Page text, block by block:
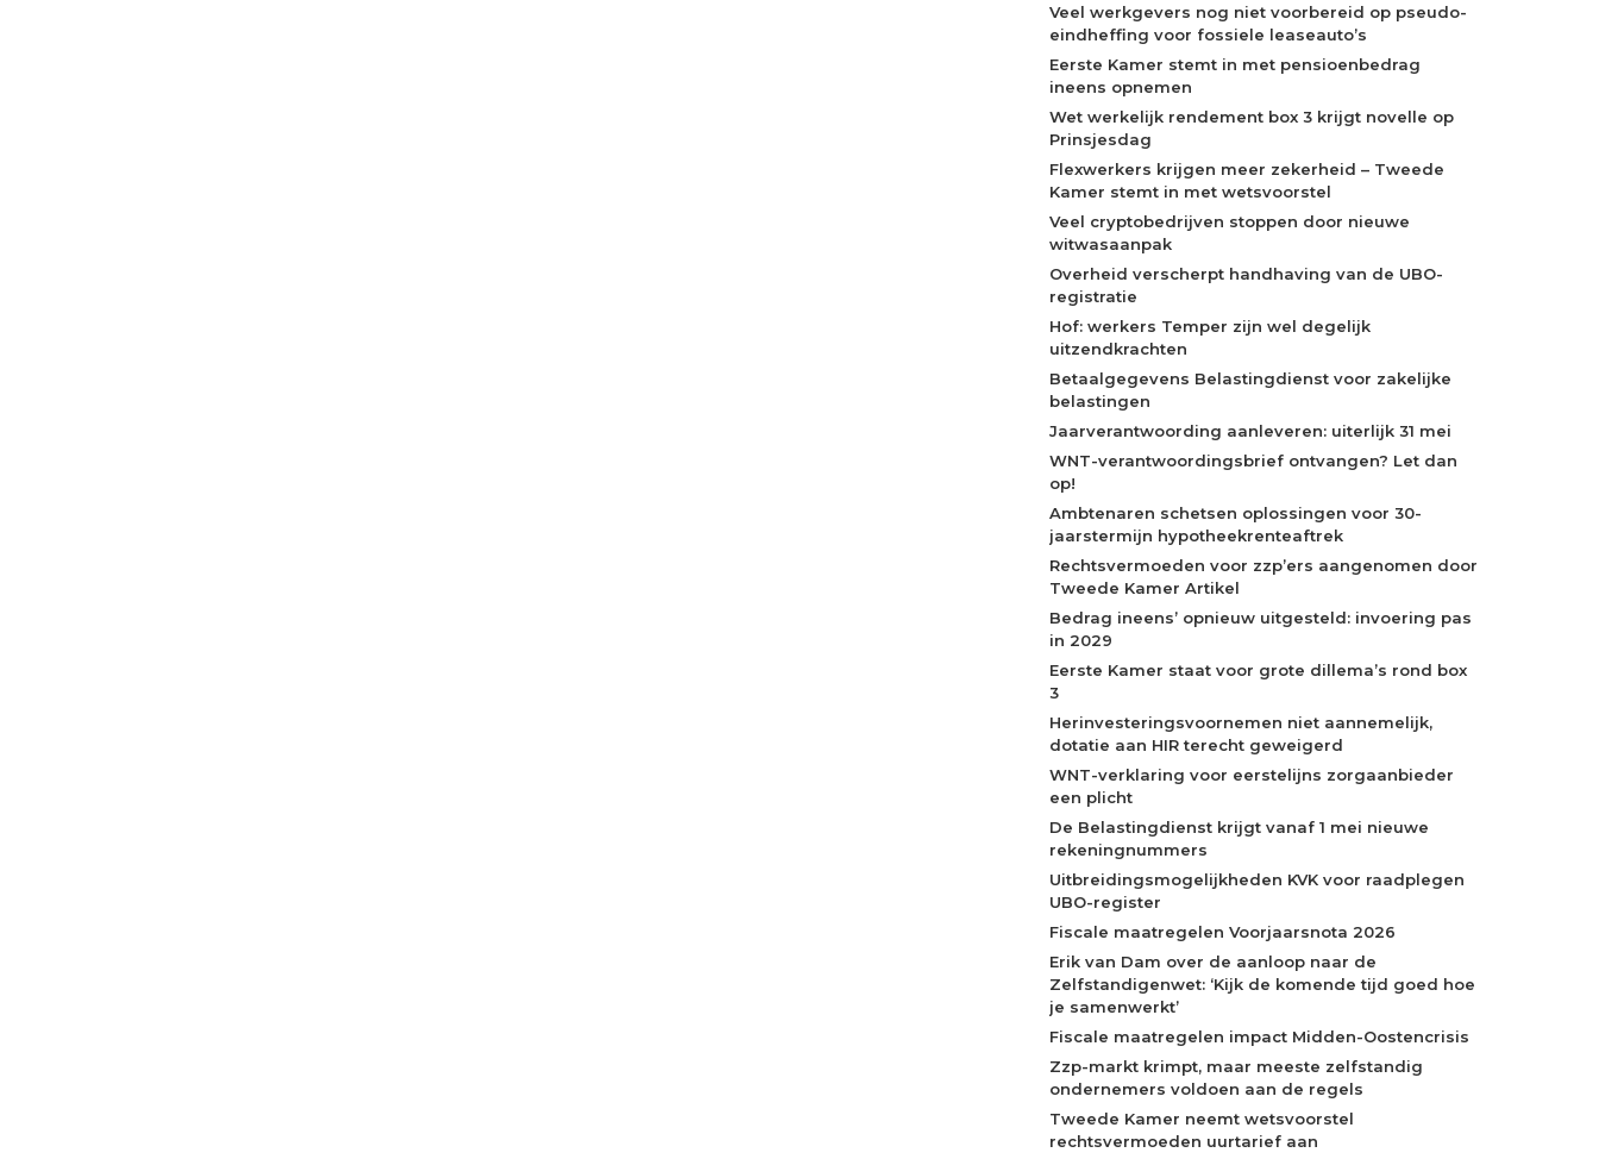
Veel werkgevers nog niet voorbereid op pseudo-
eindheffing voor fossiele leaseauto’s
Eerste Kamer stemt in met pensioenbedrag
ineens opnemen
Wet werkelijk rendement box 3 krijgt novelle op
Prinsjesdag
Flexwerkers krijgen meer zekerheid – Tweede
Kamer stemt in met wetsvoorstel
Veel cryptobedrijven stoppen door nieuwe
witwasaanpak
Overheid verscherpt handhaving van de UBO-
registratie
Hof: werkers Temper zijn wel degelijk
uitzendkrachten
Betaalgegevens Belastingdienst voor zakelijke
belastingen
Jaarverantwoording aanleveren: uiterlijk 31 mei
WNT-verantwoordingsbrief ontvangen? Let dan
op!
Ambtenaren schetsen oplossingen voor 30-
jaarstermijn hypotheekrenteaftrek
Rechtsvermoeden voor zzp’ers aangenomen door
Tweede Kamer Artikel
Bedrag ineens’ opnieuw uitgesteld: invoering pas
in 2029
Eerste Kamer staat voor grote dillema’s rond box
3
Herinvesteringsvoornemen niet aannemelijk,
dotatie aan HIR terecht geweigerd
WNT-verklaring voor eerstelijns zorgaanbieder
een plicht
De Belastingdienst krijgt vanaf 1 mei nieuwe
rekeningnummers
Uitbreidingsmogelijkheden KVK voor raadplegen
UBO-register
Fiscale maatregelen Voorjaarsnota 2026
Erik van Dam over de aanloop naar de
Zelfstandigenwet: ‘Kijk de komende tijd goed hoe
je samenwerkt’
Fiscale maatregelen impact Midden-Oostencrisis
Zzp-markt krimpt, maar meeste zelfstandig
ondernemers voldoen aan de regels
Tweede Kamer neemt wetsvoorstel
rechtsvermoeden uurtarief aan